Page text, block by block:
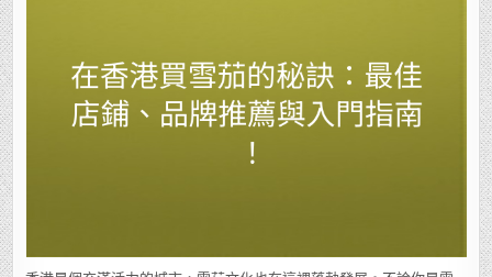
最
佳
店
鋪、
品
牌